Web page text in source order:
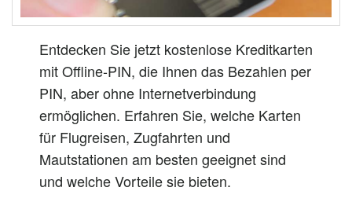
Entdecken Sie jetzt kostenlose Kreditkarten
mit Offline-PIN, die Ihnen das Bezahlen per
PIN, aber ohne Internetverbindung
ermöglichen. Erfahren Sie, welche Karten
für Flugreisen, Zugfahrten und
Mautstationen am besten geeignet sind
und welche Vorteile sie bieten.